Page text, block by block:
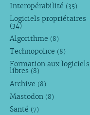
Interopérabilité (35)
Logiciels propriétaires
(34)
Algorithme (8)
Technopolice (8)
Formation aux logiciels
libres (8)
Archive (8)
Mastodon (8)
Santé (7)